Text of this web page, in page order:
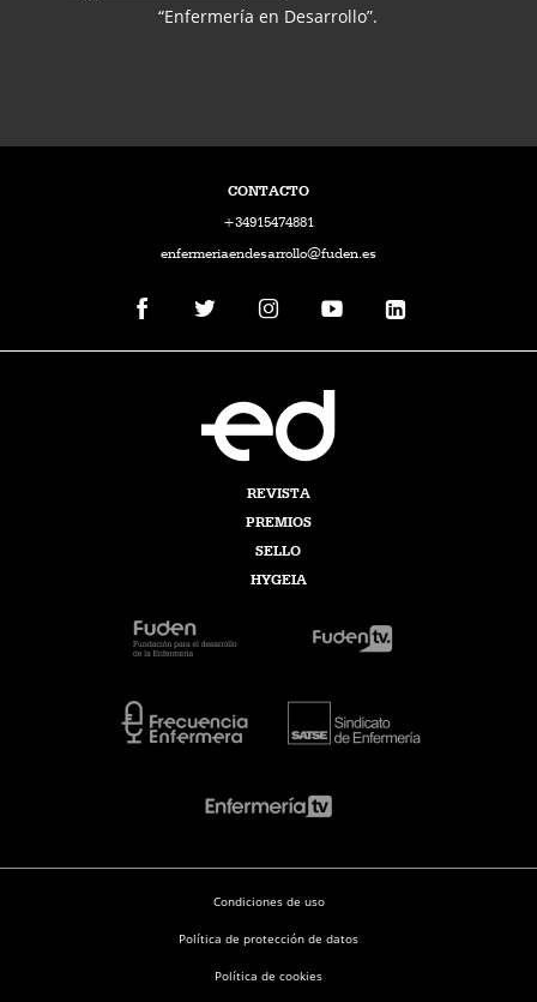
“Enfermería en Desarrollo”.
CONTACTO
+34915474881
enfermeriaendesarrollo@fuden.es
REVISTA
PREMIOS
SELLO
HYGEIA
Condiciones de uso
Política de protección de datos
Política de cookies